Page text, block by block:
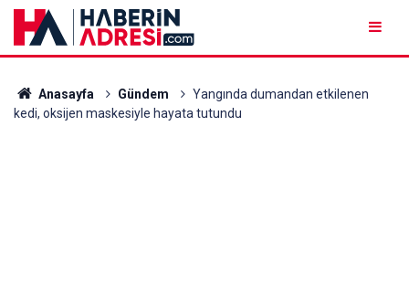
Anasayfa Gündem
Yangında dumandan etkilenen
kedi, oksijen maskesiyle hayata tutundu